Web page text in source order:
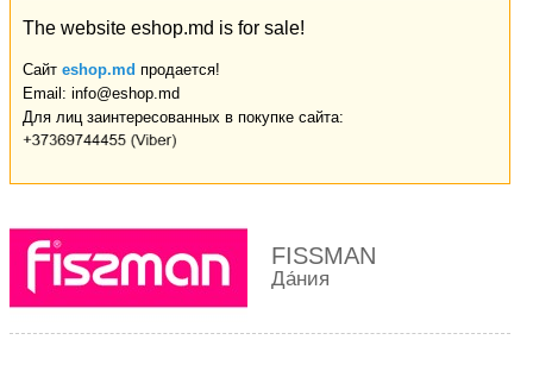
The website eshop.md is for sale!
Сайт eshop.md продается!
Email: info@eshop.md
Для лиц заинтересованных в покупке сайта:
FISSMAN
Да́ния